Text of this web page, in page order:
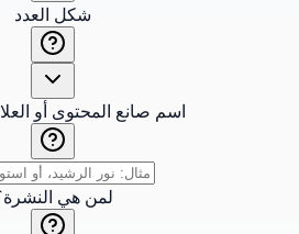
شكل العدد
اسم صانع المحتوى أو
لمن هي